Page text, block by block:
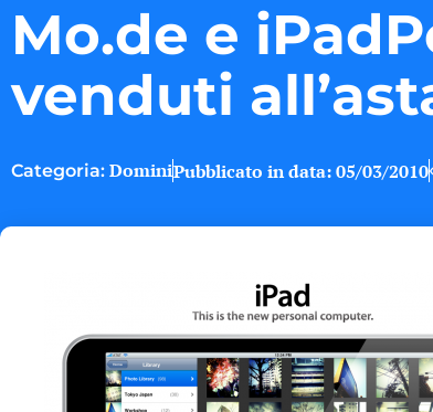
Mo.de e
venduti
Categoria: DominiPubblicato in data:05/03/2010